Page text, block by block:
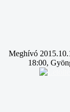
Meghívó
18:00,